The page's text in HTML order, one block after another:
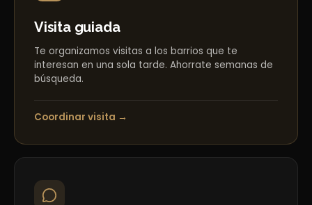
Visita guiada
Te organizamos visitas a los barrios que te
interesan en una sola tarde. Ahorrate semanas de
búsqueda.
Coordinar visita →